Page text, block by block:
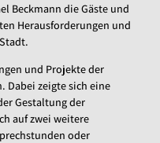
Beckmann die Gäste und
Herausforderungen und
und Projekte der
Dabei zeigte sich eine
Gestaltung der
auf zwei weitere
oder